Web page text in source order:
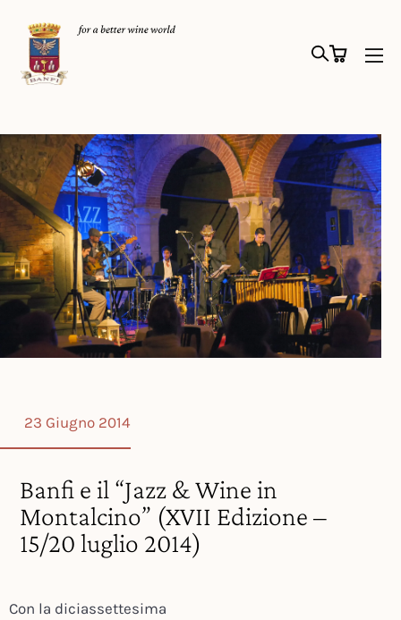
23 Giugno 2014
Banfi e il “Jazz & Wine in
Montalcino” (XVII Edizione –
15/20 luglio 2014)
Con la diciassettesima